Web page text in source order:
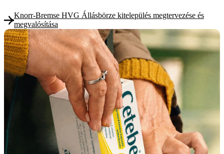
Knorr-Bremse HVG Állásbörze kitelepülés megtervezése és
megvalósítása